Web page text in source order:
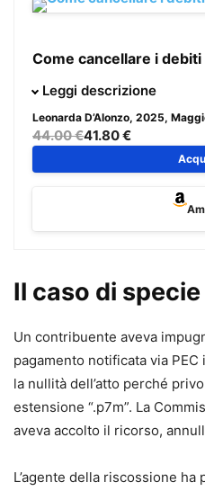
Come cancellare i
Il presente volume vuole
alternative a quelle tradizionali
situazione compromessa.
difensive.
giurisprudenziali nazionali
contestazioni più frequenti, i
fermo amministrativo,
esattoriali e le relative
coordinamento della
alle norme penali (ad es. la
Leggi descrizione
Leonarda D’Alonzo, 2025,
44.00 €41.80 €
Il caso di specie
Un contribuente aveva
pagamento notificata via PEC
la nullità dell’atto perché
estensione “.p7m”. La
aveva accolto il ricorso,
L’agente della riscossione